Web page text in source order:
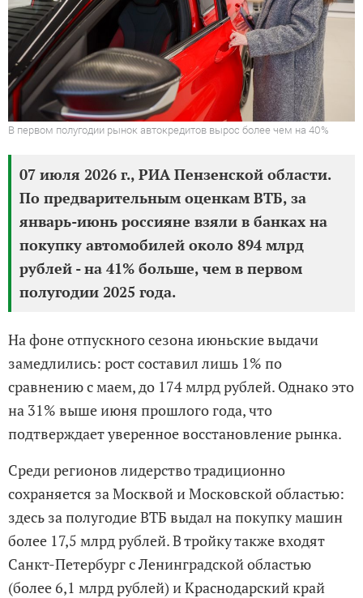
В первом полугодии рынок автокредитов вырос более чем на 40%
07 июля 2026 г., РИА Пензенской области.
По предварительным оценкам ВТБ, за
январь-июнь россияне взяли в банках на
покупку автомобилей около 894 млрд
рублей - на 41% больше, чем в первом
полугодии 2025 года.
На фоне отпускного сезона июньские выдачи
замедлились: рост составил лишь 1% по
сравнению с маем, до 174 млрд рублей. Однако это
на 31% выше июня прошлого года, что
подтверждает уверенное восстановление рынка.
Среди регионов лидерство традиционно
сохраняется за Москвой и Московской областью:
здесь за полугодие ВТБ выдал на покупку машин
более 17,5 млрд рублей. В тройку также входят
Санкт-Петербург с Ленинградской областью
(более 6,1 млрд рублей) и Краснодарский край